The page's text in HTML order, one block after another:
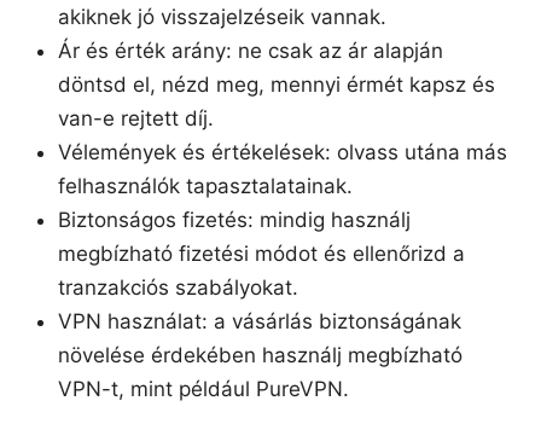
akiknek jó visszajelzéseik vannak.
Ár és érték arány: ne csak az ár alapján
döntsd el, nézd meg, mennyi érmét kapsz és
van-e rejtett díj.
Vélemények és értékelések: olvass utána más
felhasználók tapasztalatainak.
Biztonságos fizetés: mindig használj
megbízható fizetési módot és ellenőrizd a
tranzakciós szabályokat.
VPN használat: a vásárlás biztonságának
növelése érdekében használj megbízható
VPN-t, mint például PureVPN.